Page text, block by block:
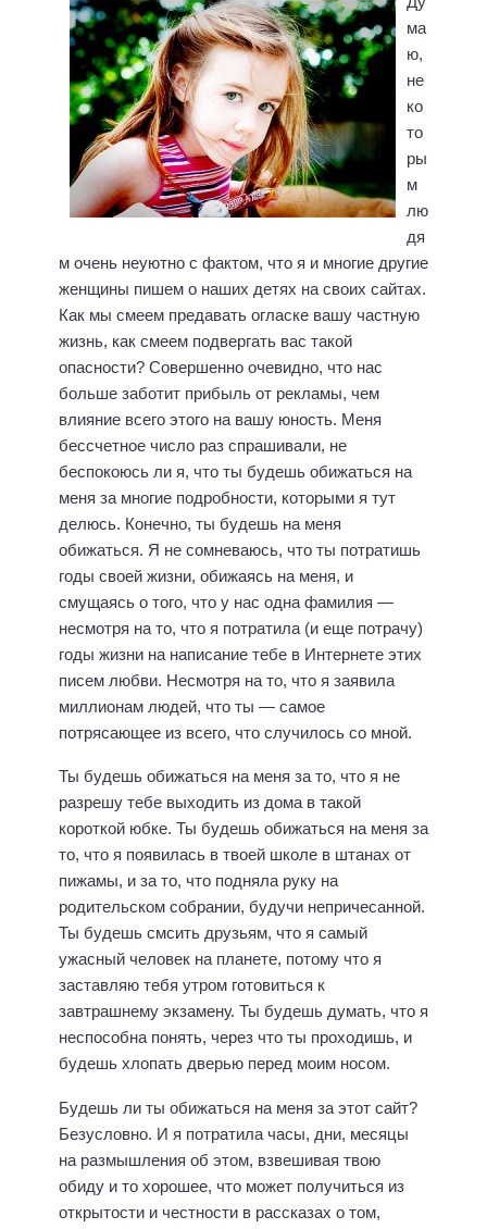
ма
ю,
не
ко
то
ры
м
лю
дя
м очень неуютно с фактом, что я и многие другие
женщины пишем о наших детях на своих сайтах.
Как мы смеем предавать огласке вашу частную
жизнь, как смеем подвергать вас такой
опасности? Совершенно очевидно, что нас
больше заботит прибыль от рекламы, чем
влияние всего этого на вашу юность. Меня
бессчетное число раз спрашивали, не
беспокоюсь ли я, что ты будешь обижаться на
меня за многие подробности, которыми я тут
делюсь. Конечно, ты будешь на меня
обижаться. Я не сомневаюсь, что ты потратишь
годы своей жизни, обижаясь на меня, и
смущаясь о того, что у нас одна фамилия —
несмотря на то, что я потратила (и еще потрачу)
годы жизни на написание тебе в Интернете этих
писем любви. Несмотря на то, что я заявила
миллионам людей, что ты — самое
потрясающее из всего, что случилось со мной.
Ты будешь обижаться на меня за то, что я не
разрешу тебе выходить из дома в такой
короткой юбке. Ты будешь обижаться на меня за
то, что я появилась в твоей школе в штанах от
пижамы, и за то, что подняла руку на
родительском собрании, будучи непричесанной.
Ты будешь смсить друзьям, что я самый
ужасный человек на планете, потому что я
заставляю тебя утром готовиться к
завтрашнему экзамену. Ты будешь думать, что я
неспособна понять, через что ты проходишь, и
будешь хлопать дверью перед моим носом.
Будешь ли ты обижаться на меня за этот сайт?
Безусловно. И я потратила часы, дни, месяцы
на размышления об этом, взвешивая твою
обиду и то хорошее, что может получиться из
открытости и честности в рассказах о том,